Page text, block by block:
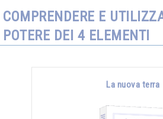
COMPRENDERE E
POTERE DEI 4 ELEMENTI
La nuova terra